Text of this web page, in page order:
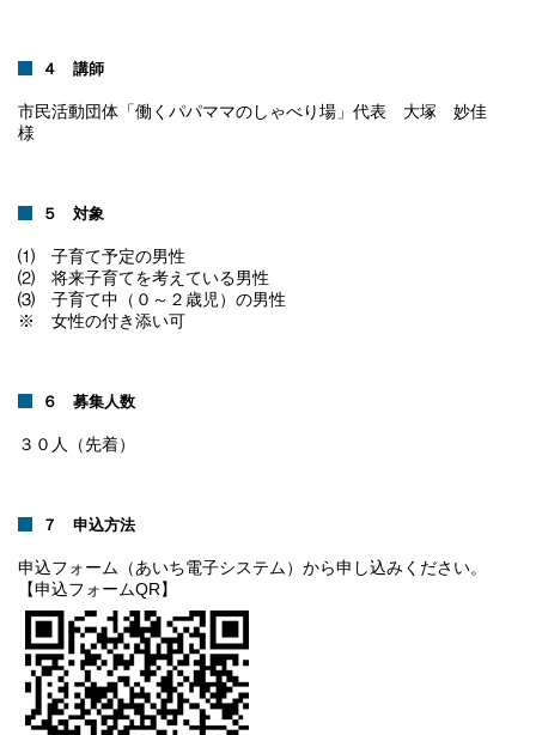
４ 講師
市民活動団体「働くパパママのしゃべり場」代表 大塚 妙佳
様
５ 対象
⑴ 子育て予定の男性
⑵ 将来子育てを考えている男性
⑶ 子育て中（０～２歳児）の男性
※ 女性の付き添い可
６ 募集人数
３０人（先着）
７ 申込方法
申込フォーム（あいち電子システム）から申し込みください。
【申込フォームQR】